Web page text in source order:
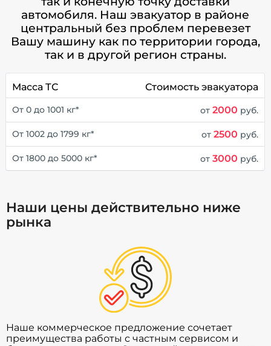
автомобиля. Наш эвакуатор в районе
центральный без проблем перевезет
Вашу машину как по территории города,
так и в другой регион страны.
Масса ТС Стоимость эвакуатора
От 0 до 1001 кг* от2000 руб.
От 1002 до 1799 кг* от2500 руб.
От 1800 до 5000 кг* от3000 руб.
Наши цены действительно ниже
рынка
Наше коммерческое предложение сочетает
преимущества работы с частным сервисом и